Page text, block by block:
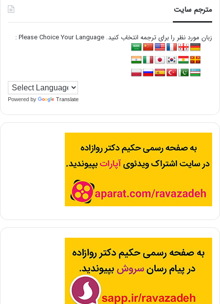
مترجم سایت
زبان مورد نظر را برای ترجمه انتخاب کنید. Please Choice Your Language :
Powered by Translate